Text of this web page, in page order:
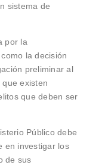
sistema de
por la
la decisión
preliminar al
existen
que deben ser
Público debe
en investigar los
de sus